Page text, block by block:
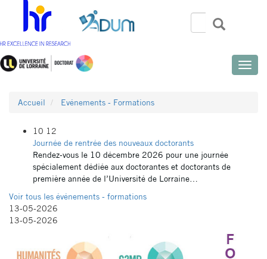
contenu
principal
Search
Rechercher
Toggle
Accueil Evénements - Formations
10 12
Journée de rentrée des nouveaux doctorants
Rendez-vous le 10 décembre 2026 pour une journée
spécialement dédiée aux doctorantes et doctorants de
première année de l’Université de Lorraine…
Voir tous les événements - formations
13-05-2026
13-05-2026